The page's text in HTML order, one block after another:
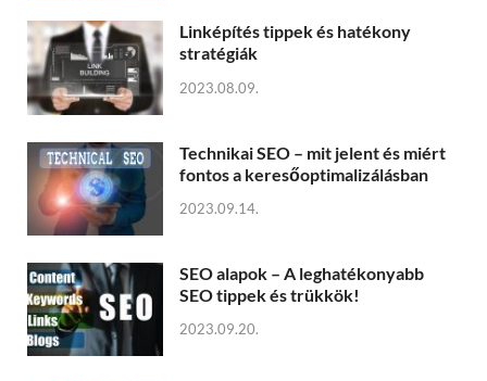
Linképítés tippek és hatékony
stratégiák
2023.08.09.
Technikai SEO – mit jelent és miért
fontos a keresőoptimalizálásban
2023.09.14.
SEO alapok – A leghatékonyabb
SEO tippek és trükkök!
2023.09.20.